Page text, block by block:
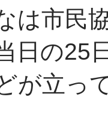
は市民
日の25
が立っ